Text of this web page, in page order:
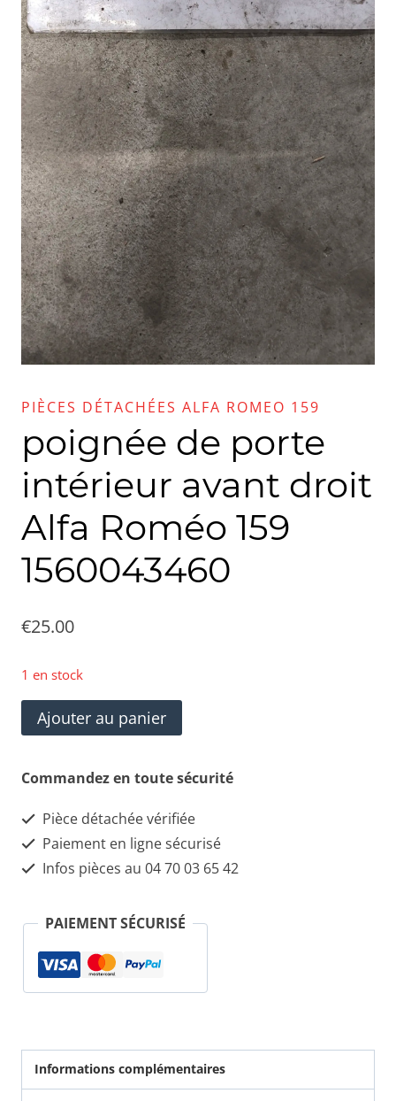
PIÈCES DÉTACHÉES ALFA ROMEO 159
poignée de porte
intérieur avant droit
Alfa Roméo 159
1560043460
€25.00
1 en stock
quantité
de
poignée
porte
intérieur
Roméo
159
Ajouter au panier
Commandez en toute sécurité
Pièce détachée vérifiée
Paiement en ligne sécurisé
Infos pièces au 04 70 03 65 42
PAIEMENT SÉCURISÉ
Informations complémentaires